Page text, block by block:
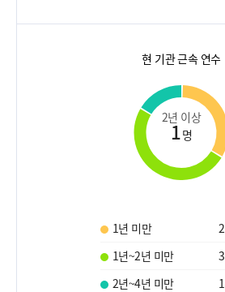
현 기관 근속 연수
2년 이상
1명
1년 미만 2
1년~2년 미만
3
2년~4년 미만
1